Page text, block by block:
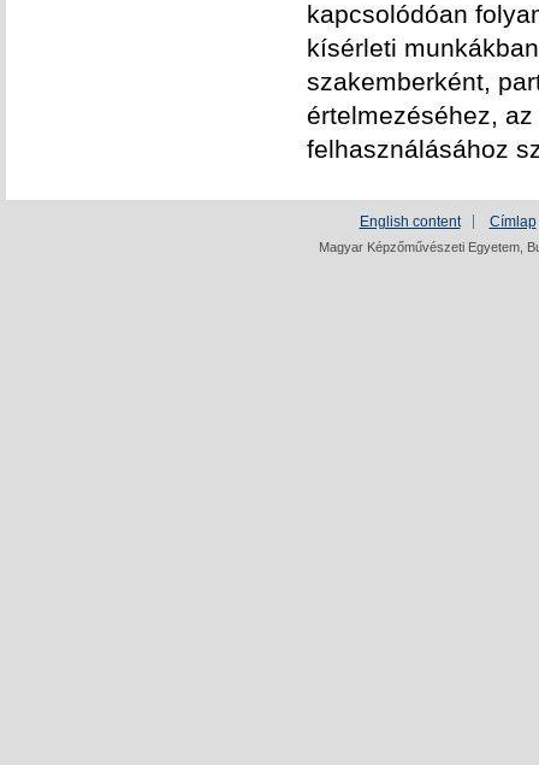
kapcsolódóan
kísérleti
szakemberként,
értelmezéséhez,
felhasználásához
English content Címlap
Magyar Képzőművészeti Egyetem,